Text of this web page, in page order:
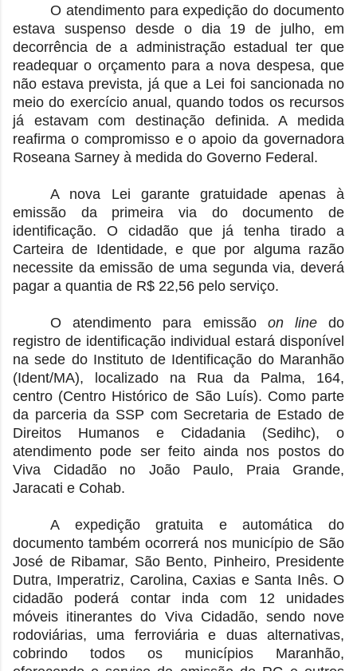
O atendimento para expedição do documento
estava suspenso desde o dia 19 de julho, em
decorrência de a administração estadual ter que
readequar o orçamento para a nova despesa, que
não estava prevista, já que a Lei foi sancionada no
meio do exercício anual, quando todos os recursos
já estavam com destinação definida. A medida
reafirma o compromisso e o apoio da governadora
Roseana Sarney à medida do Governo Federal.
A nova Lei garante gratuidade apenas à
emissão da primeira via do documento de
identificação. O cidadão que já tenha tirado a
Carteira de Identidade, e que por alguma razão
necessite da emissão de uma segunda via, deverá
pagar a quantia de R$ 22,56 pelo serviço.
O atendimento para emissão on linedo
registro de identificação individual estará disponível
na sede do Instituto de Identificação do Maranhão
(Ident/MA), localizado na Rua da Palma, 164,
centro (Centro Histórico de São Luís). Como parte
da parceria da SSP com Secretaria de Estado de
Direitos Humanos e Cidadania (Sedihc), o
atendimento pode ser feito ainda nos postos do
Viva Cidadão no João Paulo, Praia Grande,
Jaracati e Cohab.
A expedição gratuita e automática do
documento também ocorrerá nos município de São
José de Ribamar, São Bento, Pinheiro, Presidente
Dutra, Imperatriz, Carolina, Caxias e Santa Inês. O
cidadão poderá contar inda com 12 unidades
móveis itinerantes do Viva Cidadão, sendo nove
rodoviárias, uma ferroviária e duas alternativas,
cobrindo todos os municípios Maranhão,